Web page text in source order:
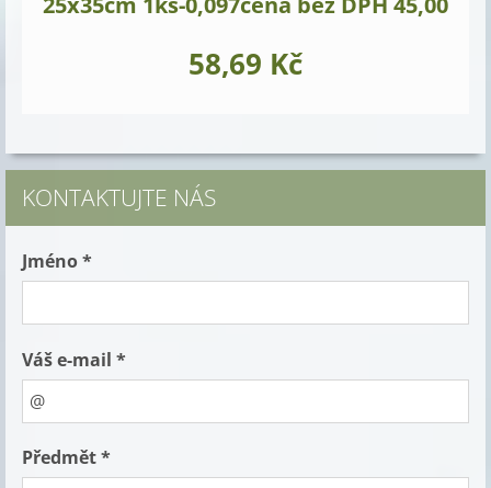
58,69 Kč
KONTAKTUJTE NÁS
Jméno *
Váš e-mail *
Předmět *